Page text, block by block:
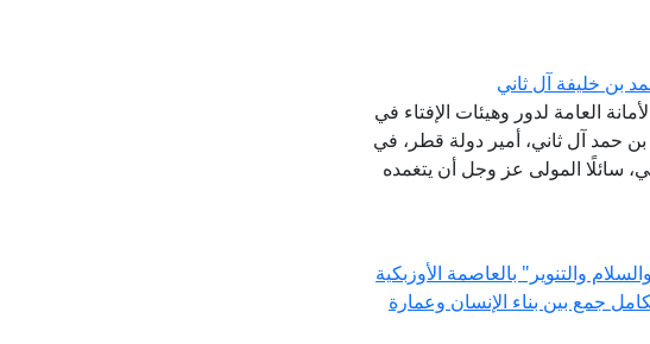
بن خليفة آل ثاني
العامة لدور وهيئات الإفتاء في
حمد آل ثاني، أمير دولة قطر، في
سائلًا المولى عز وجل أن يتغمده
والتنوير" بالعاصمة الأوزبكية
جمع بين بناء الإنسان وعمارة